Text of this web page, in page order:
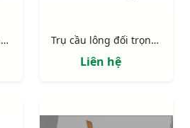
Trụ cầu lông đối trọng gang 40kg S27045 Trụ cầu lông đối trọng gang S27040
Liên hệ